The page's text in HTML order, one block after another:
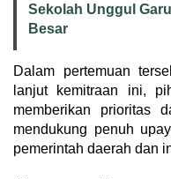
Sekolah Unggul
Besar
Dalam pertemuan
lanjut kemitraan ini,
memberikan prioritas
mendukung penuh
pemerintah daerah dan